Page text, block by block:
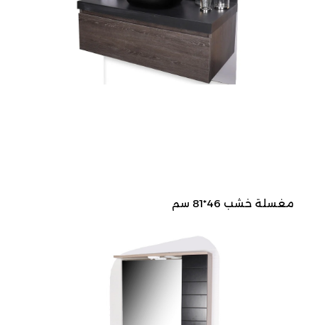
مغسلة خشب 46*81 سم